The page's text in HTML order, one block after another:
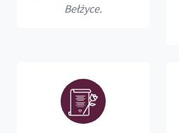
Bełżyce.